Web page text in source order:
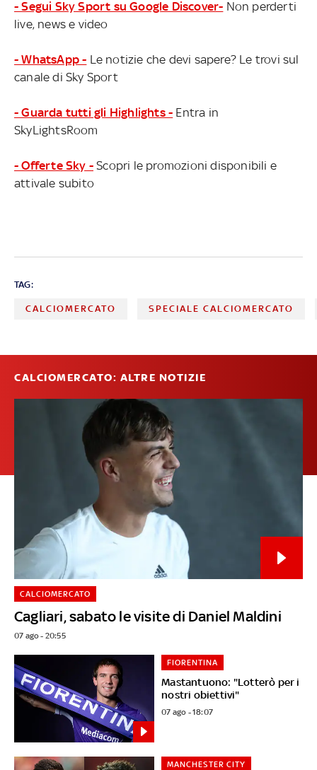
- Segui Sky Sport su Google Discover- Non perderti
live, news e video
- WhatsApp - Le notizie che devi sapere? Le trovi sul
canale di Sky Sport
- Guarda tutti gli Highlights - Entra in
SkyLightsRoom
- Offerte Sky - Scopri le promozioni disponibili e
attivale subito
TAG:
CALCIOMERCATO SPECIALE CALCIOMERCATO
CALCIOMERCATO: ALTRE NOTIZIE
Cagliari, sabato le visite di Daniel Maldini
CALCIOMERCATO
07 ago - 20:55
Mastantuono: "Lotterò per i
nostri obiettivi"
FIORENTINA
07 ago - 18:07
MANCHESTER CITY